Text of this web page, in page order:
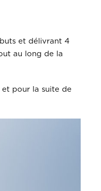
et délivrant 4
au long de la
et pour la suite de